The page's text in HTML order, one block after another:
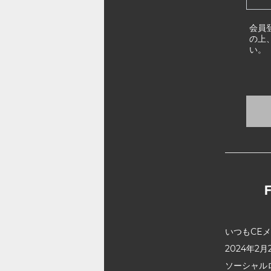
会員
の上
い。
いつもCE
2024年2月
ソーシャ